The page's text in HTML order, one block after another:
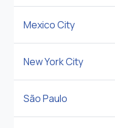
Mexico City
New York City
São Paulo